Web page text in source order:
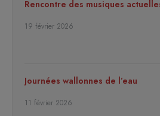
Rencontre des musiques
19 février 2026
Journées wallonnes de l’eau
11 février 2026